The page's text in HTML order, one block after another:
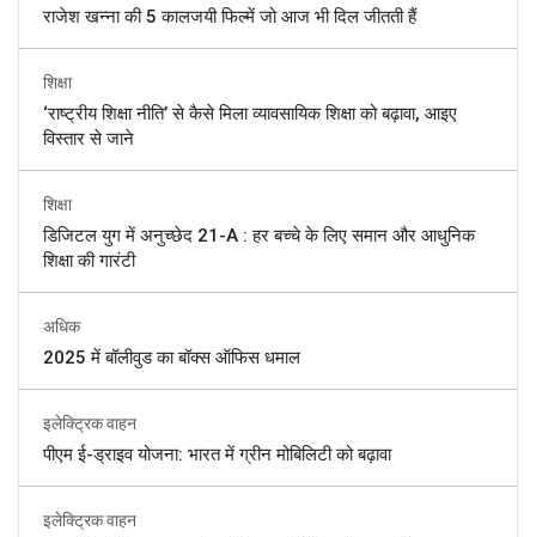
राजेश खन्ना की 5 कालजयी फिल्में जो आज भी दिल जीतती हैं
शिक्षा
‘राष्ट्रीय शिक्षा नीति’ से कैसे मिला व्यावसायिक शिक्षा को बढ़ावा, आइए
विस्तार से जाने
शिक्षा
डिजिटल युग में अनुच्छेद 21-A : हर बच्चे के लिए समान और आधुनिक
शिक्षा की गारंटी
अधिक
2025 में बॉलीवुड का बॉक्स ऑफिस धमाल
इलेक्ट्रिक वाहन
पीएम ई-ड्राइव योजना: भारत में ग्रीन मोबिलिटी को बढ़ावा
इलेक्ट्रिक वाहन